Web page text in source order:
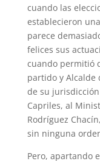
cuando las
establecieron
parece
felices sus
cuando permitió
partido y Alcalde
de su
Capriles, al
Rodríguez
sin ninguna
Pero, apartando